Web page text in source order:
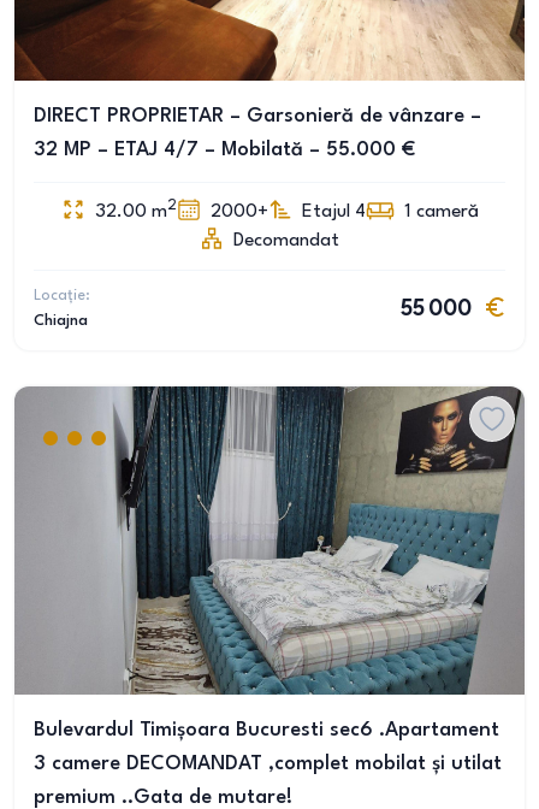
DIRECT PROPRIETAR – Garsonieră de vânzare –
32 MP – ETAJ 4/7 – Mobilată – 55.000 €
32.00 m2 2000+ Etajul 4 1 cameră
Decomandat
Locație:
Chiajna
55 000
Bulevardul Timișoara Bucuresti sec6 .Apartament
3 camere DECOMANDAT ,complet mobilat și utilat
premium ..Gata de mutare!